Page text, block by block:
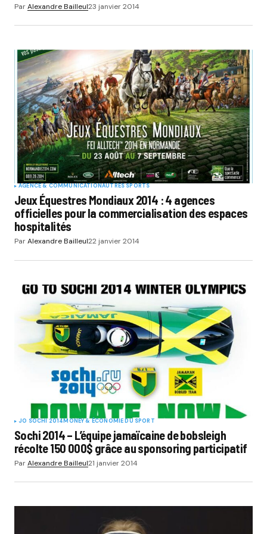
ParAlexandre Bailleul23 janvier 2014
AGENCE & COMMUNICATIONAUTRES SPORTS
Jeux Équestres Mondiaux 2014 : 4 agences
officielles pour la commercialisation des espaces
hospitalités
ParAlexandre Bailleul22 janvier 2014
JO SOCHI 2014MONEY & ÉCONOMIE DU SPORT
Sochi 2014 – L’équipe jamaïcaine de bobsleigh
récolte 150 000$ grâce au sponsoring participatif
ParAlexandre Bailleul21 janvier 2014